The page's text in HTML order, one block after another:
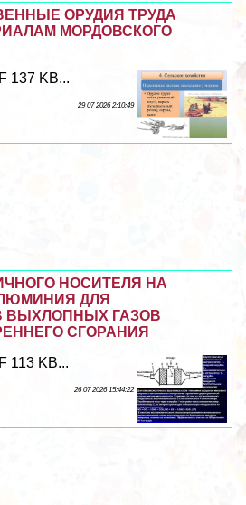
ОРУДИЯ ТРУДА
МОРДОВСКОГО
137 KB...
29 07 2026 2:10:49
НОСИТЕЛЯ НА
ДЛЯ
ВЫХЛОПНЫХ ГАЗОВ
СГОРАНИЯ
113 KB...
26 07 2026 15:44:22